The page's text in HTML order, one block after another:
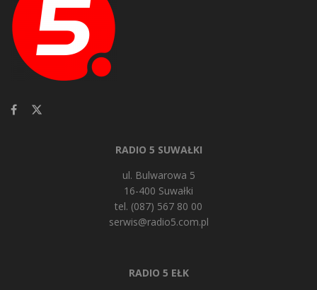
RADIO 5 SUWAŁKI
ul. Bulwarowa 5
16-400 Suwałki
tel. (087) 567 80 00
serwis@radio5.com.pl
RADIO 5 EŁK